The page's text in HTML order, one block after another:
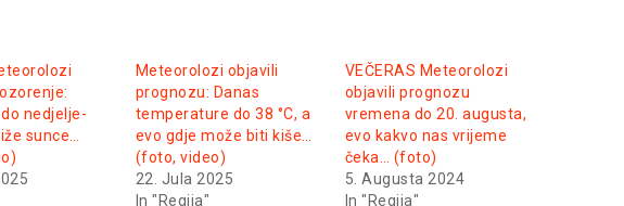
nedjelje-
sunce…
Meteorolozi objavili
prognozu: Danas
temperature do 38 °C, a
evo gdje može biti kiše…
(foto, video)
22. Jula 2025
In "Regija"
VEČERAS Meteorolozi
objavili prognozu
vremena do 20. augusta,
evo kakvo nas vrijeme
čeka… (foto)
5. Augusta 2024
In "Regija"